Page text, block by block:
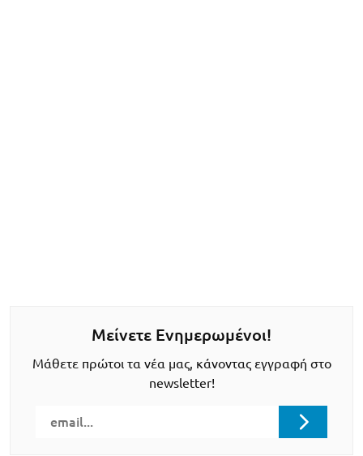
Μείνετε Ενημερωμένοι!
Μάθετε πρώτοι τα νέα μας, κάνοντας εγγραφή στο
newsletter!